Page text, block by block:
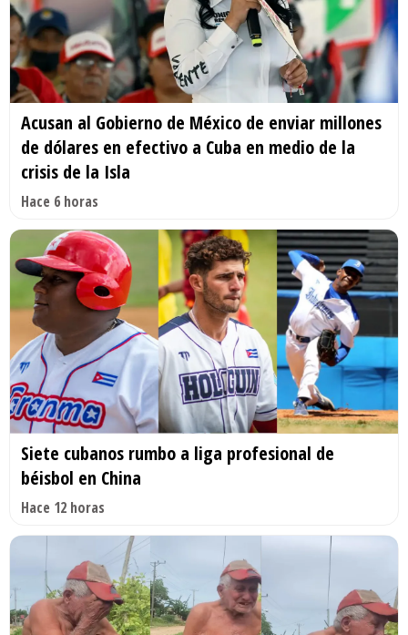
Acusan al Gobierno de México de enviar millones
de dólares en efectivo a Cuba en medio de la
crisis de la Isla
Hace 6 horas
Siete cubanos rumbo a liga profesional de
béisbol en China
Hace 12 horas